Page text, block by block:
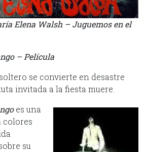
Elena Walsh – Juguemos en el
– Película
se convierte en desastre
invitada a la fiesta muere.
es una
colores
su